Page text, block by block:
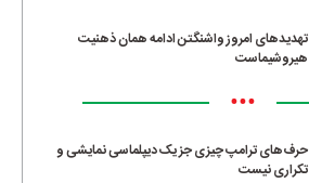
تهدیدهای امروز واشنگتن ادامه همان ذهنیت
هیروشیماست
•••
حرف‌های ترامپ چیزی جز یک دیپلماسی نمایشی و
تکراری نیست